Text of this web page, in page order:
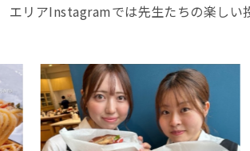
エリアInstagramでは先生たちの楽しい